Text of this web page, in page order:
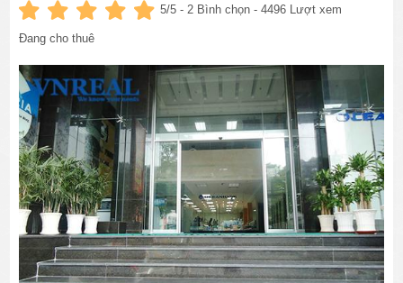
5/5 -2 Bình chọn - 4496 Lượt xem
Đang cho thuê